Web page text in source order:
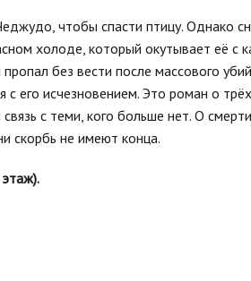
чтобы спасти птицу. Однако
холоде, который окутывает её
без вести после массового
с его исчезновением. Это роман о
с теми, кого больше нет. О
скорбь не имеют конца.